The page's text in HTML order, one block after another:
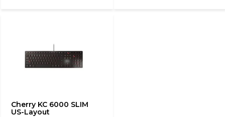
Cherry KC 6000 SLIM
US-Layout